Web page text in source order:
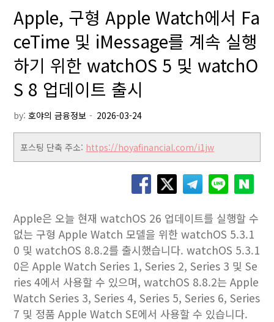
Apple, 구형 Apple Watch에서 Fa
ceTime 및 iMessage를 계속 실행
하기 위한 watchOS 5 및 watchO
S 8 업데이트 출시
by:호야의 금융정보
포스팅 단축 주소: https://hoyafinancial.com/i1jw
Apple은 오늘 현재 watchOS 26 업데이트를 실행할 수
없는 구형 Apple Watch 모델을 위한 watchOS 5.3.1
0 및 watchOS 8.8.2를 출시했습니다. watchOS 5.3.1
0은 Apple Watch Series 1, Series 2, Series 3 및 Se
ries 4에서 사용할 수 있으며, watchOS 8.8.2는 Apple
Watch Series 3, Series 4, Series 5, Series 6, Series
7 및 정품 Apple Watch SE에서 사용할 수 있습니다.